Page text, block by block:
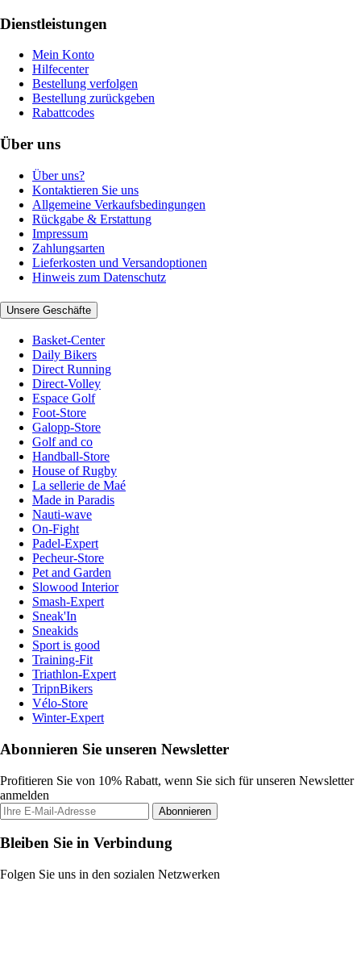
Dienstleistungen
Mein Konto
Hilfecenter
Bestellung verfolgen
Bestellung zurückgeben
Rabattcodes
Über uns
Über uns?
Kontaktieren Sie uns
Allgemeine Verkaufsbedingungen
Rückgabe & Erstattung
Impressum
Zahlungsarten
Lieferkosten und Versandoptionen
Hinweis zum Datenschutz
Unsere Geschäfte
Basket-Center
Daily Bikers
Direct Running
Direct-Volley
Espace Golf
Foot-Store
Galopp-Store
Golf and co
Handball-Store
House of Rugby
La sellerie de Maé
Made in Paradis
Nauti-wave
On-Fight
Padel-Expert
Pecheur-Store
Pet and Garden
Slowood Interior
Smash-Expert
Sneak'In
Sneakids
Sport is good
Training-Fit
Triathlon-Expert
TripnBikers
Vélo-Store
Winter-Expert
Abonnieren Sie unseren Newsletter
Profitieren Sie von 10% Rabatt, wenn Sie sich für unseren Newsletter
anmelden
Abonnieren
Bleiben Sie in Verbindung
Folgen Sie uns in den sozialen Netzwerken